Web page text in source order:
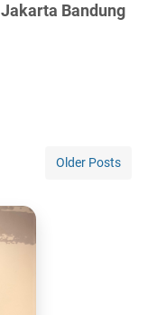
Bandung
Older Posts